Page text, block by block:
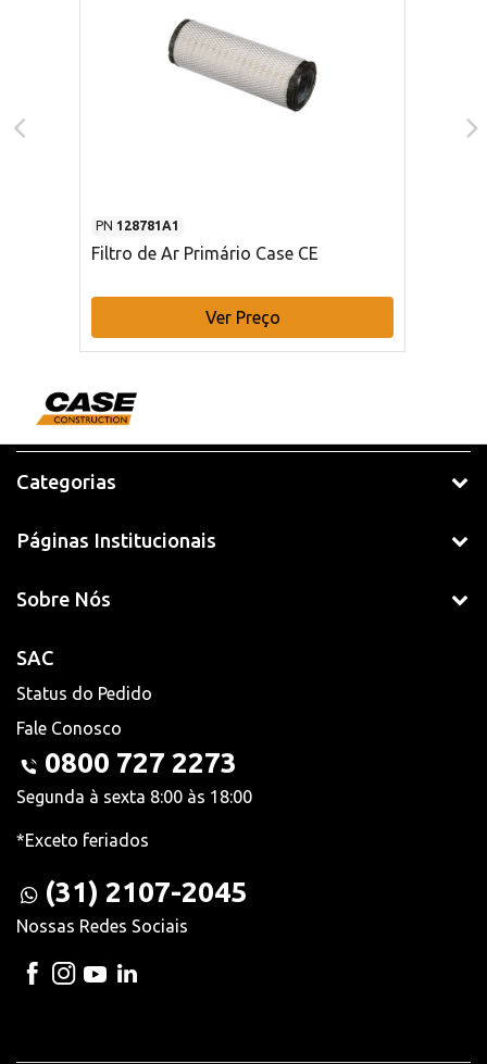
PN 128781A1
Filtro de Ar Primário Case CE
Ver Preço
Categorias
Páginas Institucionais
Sobre Nós
SAC
Status do Pedido
Fale Conosco
0800 727 2273
Segunda à sexta 8:00 às 18:00
*Exceto feriados
(31) 2107-2045
Nossas Redes Sociais